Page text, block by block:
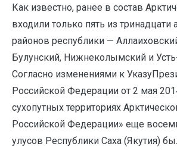
Как известно, ранее в состав
входили только пять из тринадцати
районов республики —
Булунский, Нижнеколымский и
Согласно изменениями к
Российской Федерации от 2 мая
сухопутных территориях
Российской Федерации» еще
улусов Республики Саха (Якутия)